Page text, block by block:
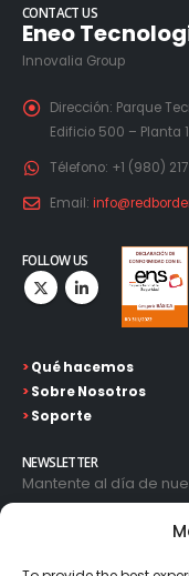
CONTACT US
Eneo
Innovalia Group
Dirección: Parque
Edificio 500 – Planta
Télefono: +1 (980)
Email:
FOLLOW US
>Qué hacemos
>Sobre Nosotros
>Soporte
NEWSLETTER
Mantente al día de
avances
suscríbete a nuestra